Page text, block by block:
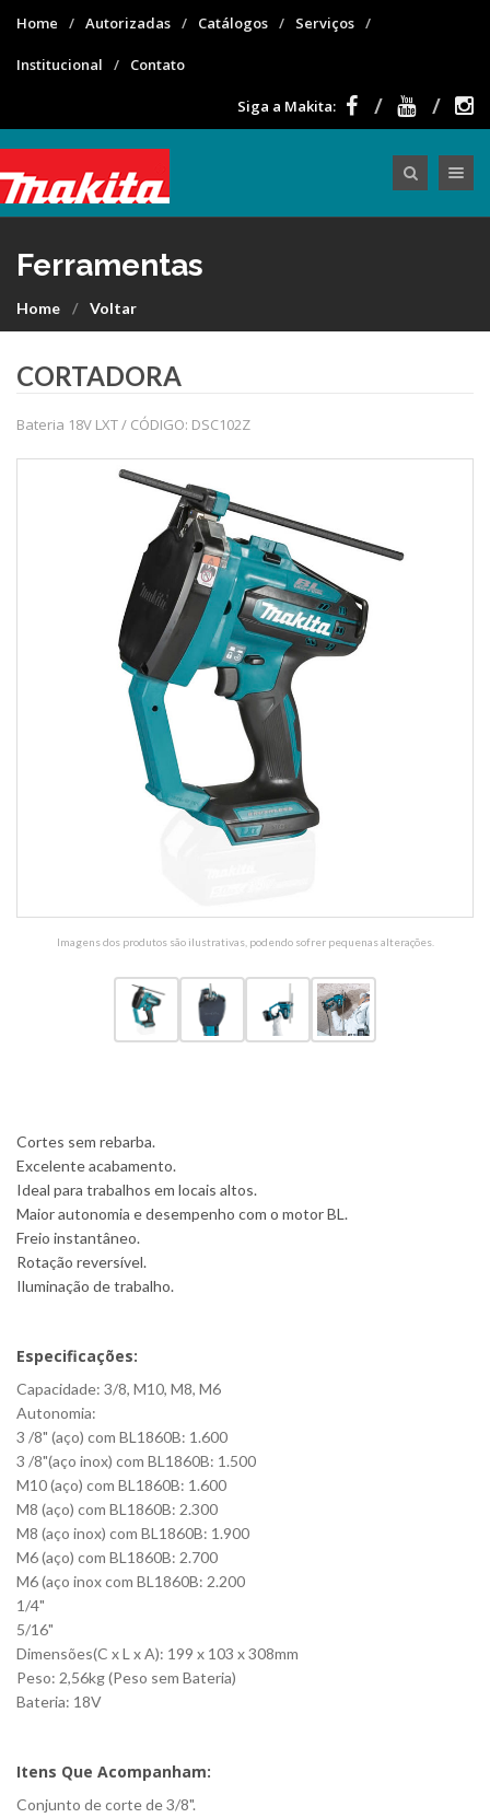
Home Autorizadas Catálogos Serviços
Institucional Contato
Siga a Makita:
Ferramentas
Home Voltar
CORTADORA
Bateria 18V LXT / CÓDIGO: DSC102Z
Imagens dos produtos são ilustrativas, podendo sofrer pequenas alterações.
Cortes sem rebarba.
Excelente acabamento.
Ideal para trabalhos em locais altos.
Maior autonomia e desempenho com o motor BL.
Freio instantâneo.
Rotação reversível.
Iluminação de trabalho.
Especificações:
Capacidade: 3/8, M10, M8, M6
Autonomia:
3 /8" (aço) com BL1860B: 1.600
3 /8"(aço inox) com BL1860B: 1.500
M10 (aço) com BL1860B: 1.600
M8 (aço) com BL1860B: 2.300
M8 (aço inox) com BL1860B: 1.900
M6 (aço) com BL1860B: 2.700
M6 (aço inox com BL1860B: 2.200
1/4"
5/16"
Dimensões(C x L x A): 199 x 103 x 308mm
Peso: 2,56kg (Peso sem Bateria)
Bateria: 18V
Itens Que Acompanham:
Conjunto de corte de 3/8".